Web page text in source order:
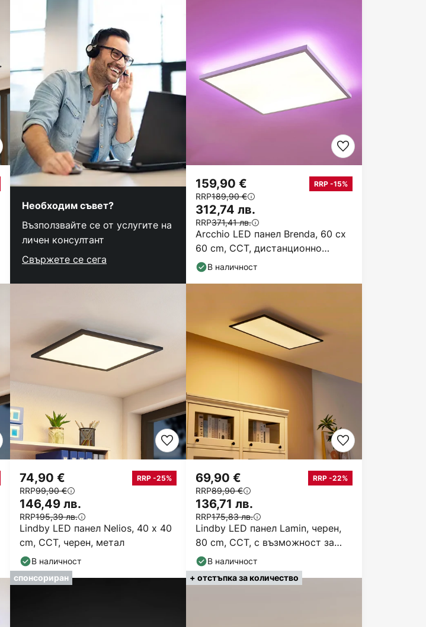
Необходим съвет?
Възползвайте се от услугите на
личен консултант
Свържете се сега
Arcchio LED панел Brenda, 60 cx
60 cm, CCT, дистанционно
управление
159,90 € RRP -15%
RRP189,90 €
312,74 лв.
RRP371,41 лв.
В наличност
Lindby LED панел Nelios, 40 x 40
cm, CCT, черен, метал
74,90 € RRP -25%
RRP99,90 €
146,49 лв.
RRP195,39 лв.
В наличност
Lindby LED панел Lamin, черен,
80 cm, CCT, с възможност за
димиране, с
69,90 € RRP -22%
RRP89,90 €
136,71 лв.
RRP175,83 лв.
В наличност
спонсориран + отстъпка за количество